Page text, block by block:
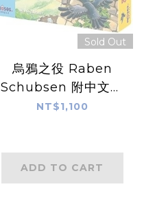
Sold Out
烏鴉之役 Raben
Schubsen 附中文說
明書
NT$1,100
ADD TO CART